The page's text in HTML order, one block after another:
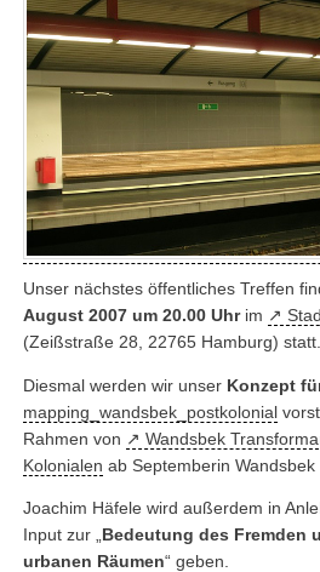
Unser nächstes öffentliches Treffen
August 2007 um 20.00 Uhrim
(Zeißstraße 28, 22765 Hamburg)
Diesmal werden wir unser Konzept
mapping_wandsbek_postkolonial
Rahmen von
Wandsbek
Kolonialen ab Septemberin
Joachim Häfele wird außerdem in
Input zur „ Bedeutung des Fremden
urbanen Räumen“ geben.